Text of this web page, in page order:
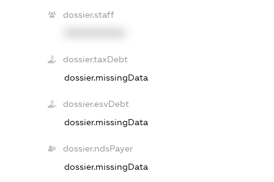
dossier.staff
dossier.taxDebt
dossier.missingData
dossier.esvDebt
dossier.missingData
dossier.ndsPayer
dossier.missingData